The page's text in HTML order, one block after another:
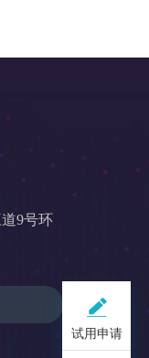
9号环
试用申请